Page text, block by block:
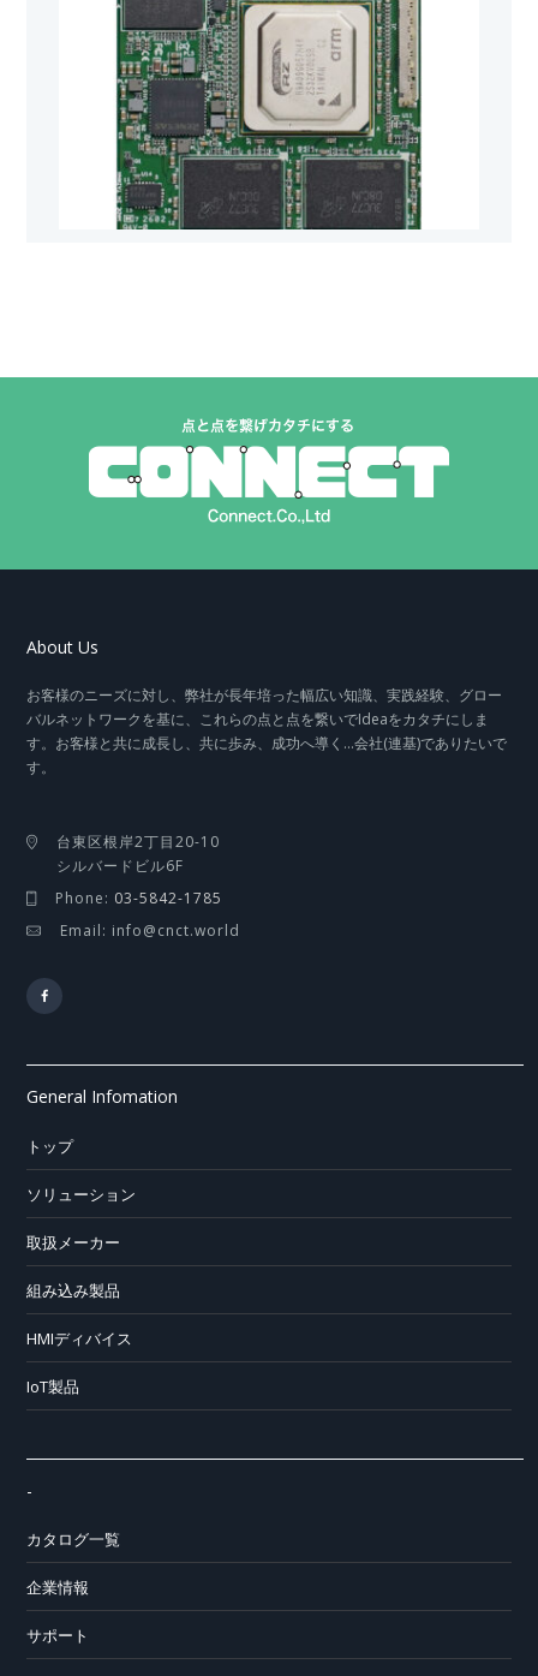
About Us
お客様のニーズに対し、弊社が長年培った幅広い知識、実践経験、グロー
バルネットワークを基に、これらの点と点を繋いでIdeaをカタチにしま
す。お客様と共に成長し、共に歩み、成功へ導く…会社(連基)でありたいで
す。
台東区根岸2丁目20-10
シルバードビル6F
Phone: 03-5842-1785
Email: info@cnct.world
General Infomation
トップ
ソリューション
取扱メーカー
組み込み製品
HMIディバイス
IoT製品
-
カタログ一覧
企業情報
サポート